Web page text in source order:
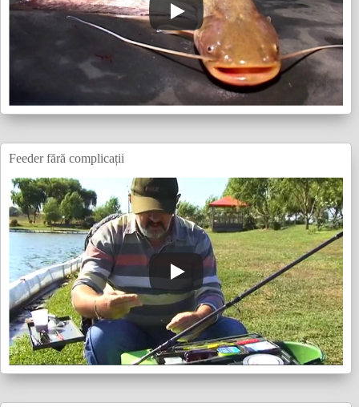
Feeder fără complicații